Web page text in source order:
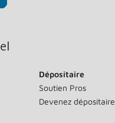
Dépositaire
Soutien Pros
Devenez dépositaire